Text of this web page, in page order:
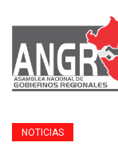
NOTICIAS